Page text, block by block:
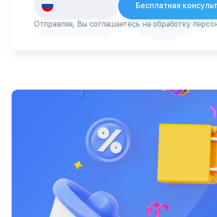
Серверы
Стедикамы
Сушилки для рук
Сушильные машины
Телевизоры
Телефоны
Тепловизоры
Бесплатная
Отправляя, Вы соглашаетесь на обработку